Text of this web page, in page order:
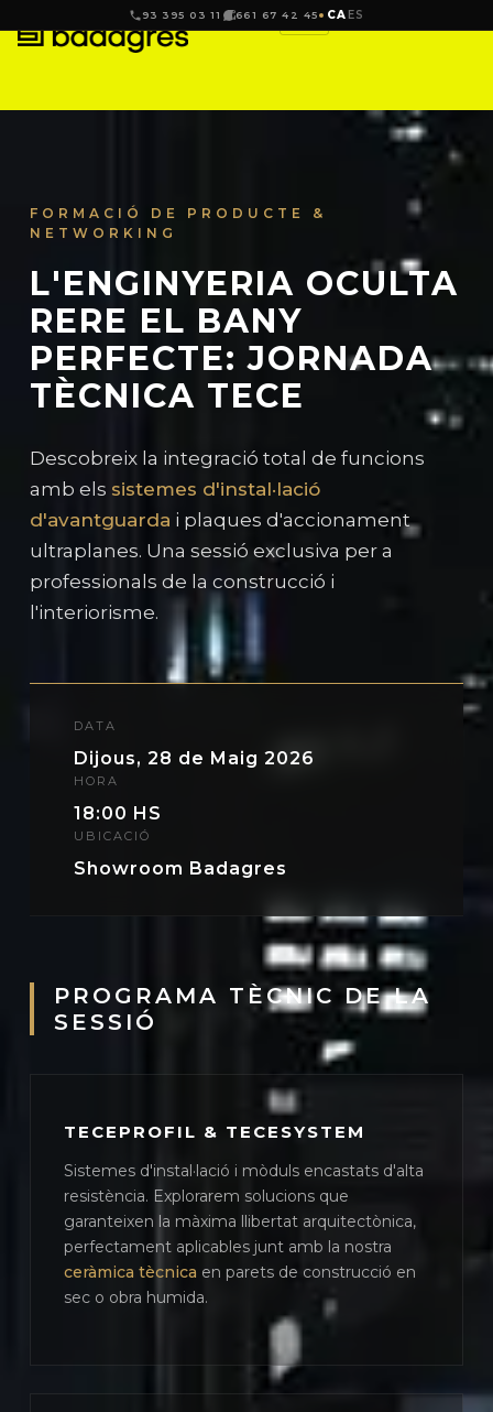
93 395 03 11 661 67 42 45 CA ES
FORMACIÓ DE PRODUCTE &
NETWORKING
L'ENGINYERIA OCULTA
RERE EL BANY
PERFECTE: JORNADA
TÈCNICA TECE
Descobreix la integració total de funcions
amb els sistemes d'instal·lació
d'avantguarda i plaques d'accionament
ultraplanes. Una sessió exclusiva per a
professionals de la construcció i
l'interiorisme.
DATA
Dijous, 28 de Maig 2026
HORA
18:00 HS
UBICACIÓ
Showroom Badagres
PROGRAMA TÈCNIC DE LA
SESSIÓ
TECEPROFIL & TECESYSTEM
Sistemes d'instal·lació i mòduls encastats d'alta
resistència. Explorarem solucions que
garanteixen la màxima llibertat arquitectònica,
perfectament aplicables junt amb la nostra
ceràmica tècnica en parets de construcció en
sec o obra humida.